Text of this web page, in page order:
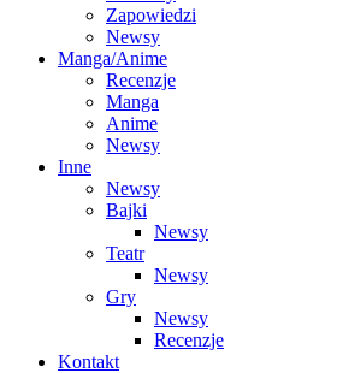
Zapowiedzi
Newsy
Manga/Anime
Recenzje
Manga
Anime
Newsy
Inne
Newsy
Bajki
Newsy
Teatr
Newsy
Gry
Newsy
Recenzje
Kontakt